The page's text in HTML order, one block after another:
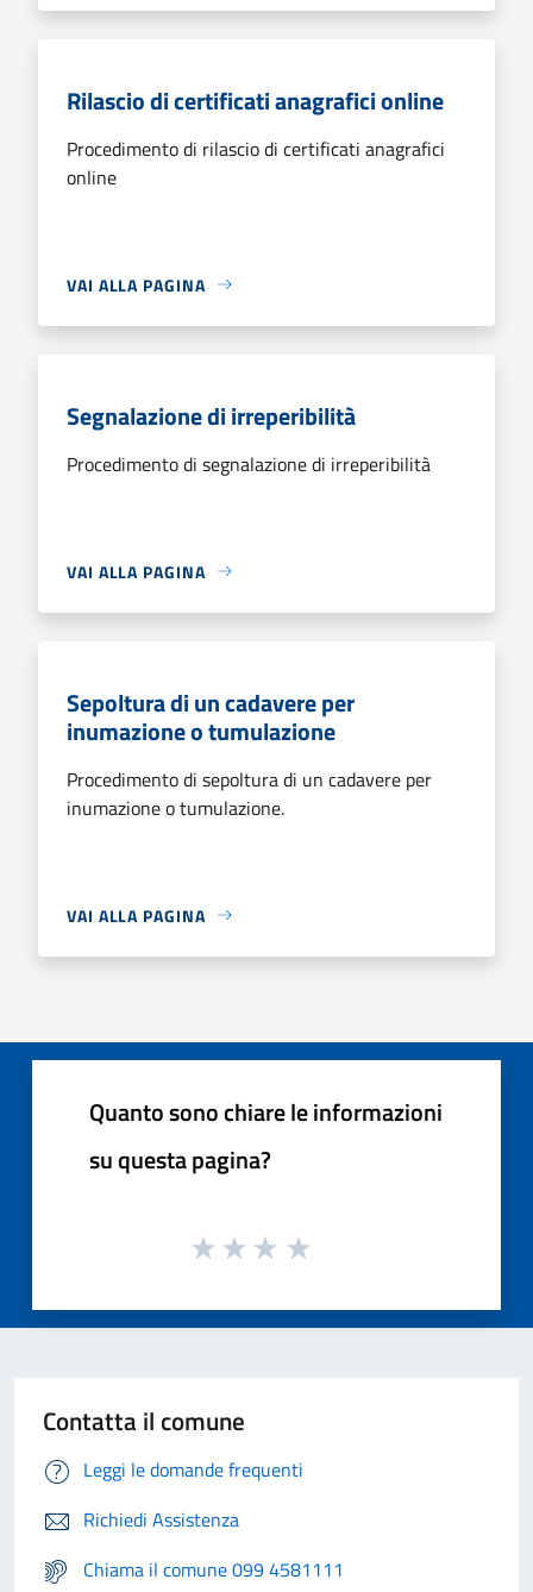
Rilascio di certificati anagrafici online
Procedimento di rilascio di certificati anagrafici
online
VAI ALLA PAGINA
Segnalazione di irreperibilità
Procedimento di segnalazione di irreperibilità
VAI ALLA PAGINA
Sepoltura di un cadavere per
inumazione o tumulazione
Procedimento di sepoltura di un cadavere per
inumazione o tumulazione.
VAI ALLA PAGINA
Quanto sono chiare le informazioni
su questa pagina?
Contatta il comune
Leggi le domande frequenti
Richiedi Assistenza
Chiama il comune 099 4581111